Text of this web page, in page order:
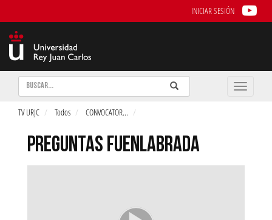
INICIAR SESIÓN
Buscar Enviar
Buscar
Toggle
TV URJC Todos CONVOCATOR...
PREGUNTAS FUENLABRADA